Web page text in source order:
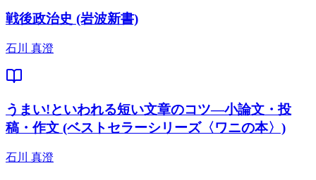
戦後政治史 (岩波新書)
石川 真澄
うまい!といわれる短い文章のコツ―小論文・投
稿・作文 (ベストセラーシリーズ〈ワニの本〉)
石川 真澄